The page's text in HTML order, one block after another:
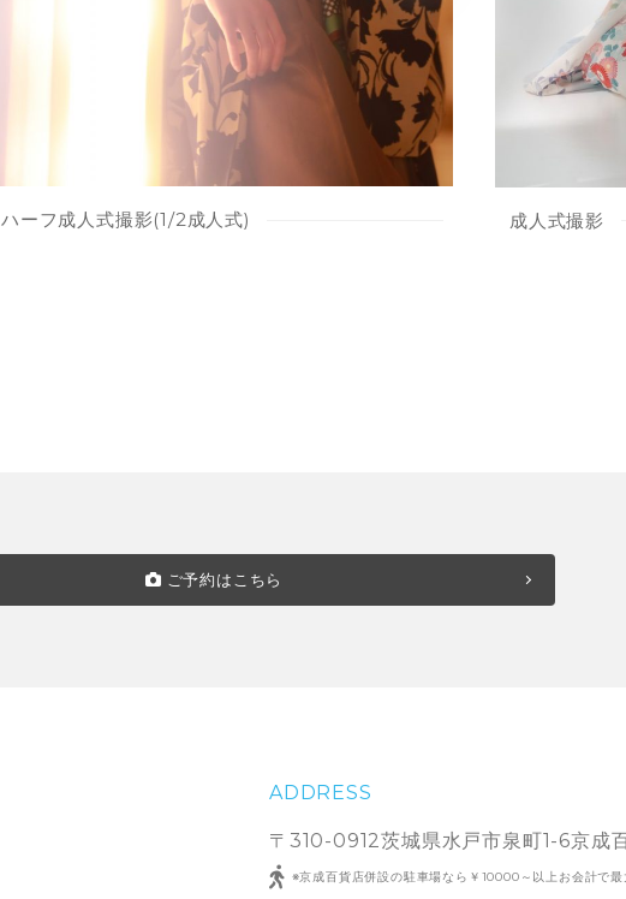
ハーフ成人式撮影(1/2成人式) 成人式撮影
ご予約はこちら
ADDRESS
〒310-0912茨城県水戸市泉町1-6京成
※京成百貨店併設の駐車場なら￥10000～以上お会計で最